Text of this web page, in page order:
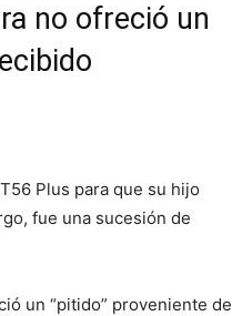
no ofreció un
Plus para que su hijo
fue una sucesión de
un “pitido” proveniente de